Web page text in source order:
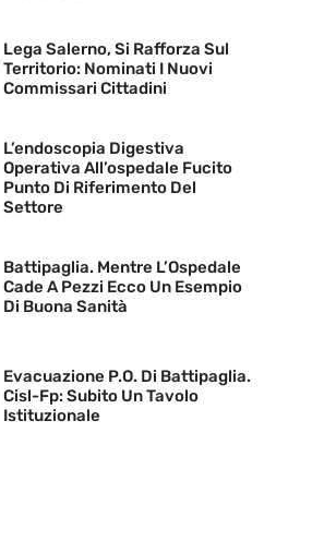
Lega Salerno, Si Rafforza Sul
Territorio: Nominati I Nuovi
Commissari Cittadini
L’endoscopia Digestiva
Operativa All’ospedale Fucito
Punto Di Riferimento Del
Settore
Battipaglia. Mentre L’Ospedale
Cade A Pezzi Ecco Un Esempio
Di Buona Sanità
Evacuazione P.O. Di Battipaglia.
Cisl-Fp: Subito Un Tavolo
Istituzionale